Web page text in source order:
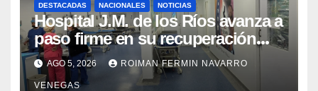
DESTACADAS NACIONALES NOTICIAS
Hospital J.M. de los Ríos avanza a
paso firme en su recuperación
tras los recientes eventos
sísmicos
AGO 5, 2026 ROIMAN FERMIN NAVARRO
VENEGAS